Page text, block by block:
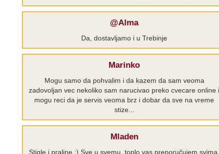
@Alma
Da, dostavljamo i u Trebinje
Marinko
Mogu samo da pohvalim i da kazem da sam veoma
zadovoljan vec nekoliko sam narucivao preko cvecare online i
mogu reci da je servis veoma brz i dobar da sve na vreme
stize...
Mladen
Stigle i praline :) Sve u svemu, toplo vas preporučujem svima.